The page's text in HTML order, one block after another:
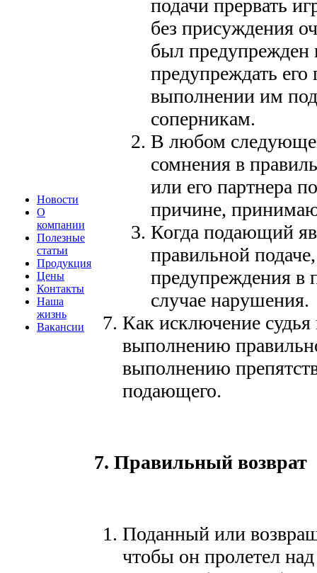
Новости
О
компании
Полезные
статьи
Продукция
Цены
Контакты
Наша
жизнь
Вакансии
подачи прервать
без присуждения
был предупрежден
предупреждать
выполнении им
соперникам.
В любом
сомнения в
или его партнера
причине,
Когда подающий
правильной
предупреждения в
случае нарушения.
Как исключение
выполнению
выполнению
подающего.
7. Правильный возврат
Поданный или
чтобы он пролетел